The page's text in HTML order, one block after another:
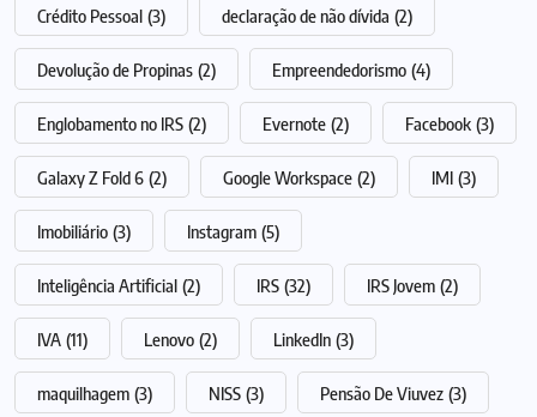
Crédito Pessoal (3) declaração de não dívida (2)
Devolução de Propinas (2) Empreendedorismo (4)
Englobamento no IRS (2) Evernote (2) Facebook (3)
Galaxy Z Fold 6 (2) Google Workspace (2) IMI (3)
Imobiliário (3) Instagram (5)
Inteligência Artificial (2) IRS (32) IRS Jovem (2)
IVA (11) Lenovo (2) LinkedIn (3)
maquilhagem (3) NISS (3) Pensão De Viuvez (3)